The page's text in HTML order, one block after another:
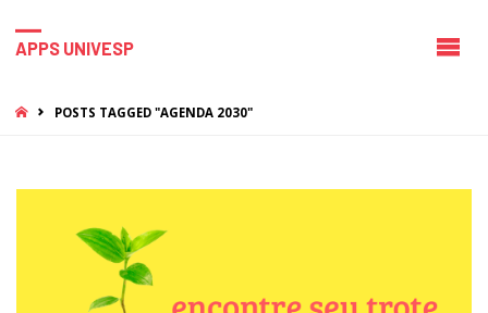
APPS UNIVESP
HOMEPOSTS TAGGED "AGENDA 2030"